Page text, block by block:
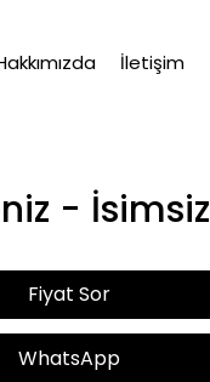
İletişim
- İsimsiz
Fiyat Sor
WhatsApp